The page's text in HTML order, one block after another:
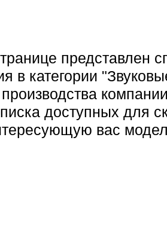
представлен
в категории
производства
доступных для
вас